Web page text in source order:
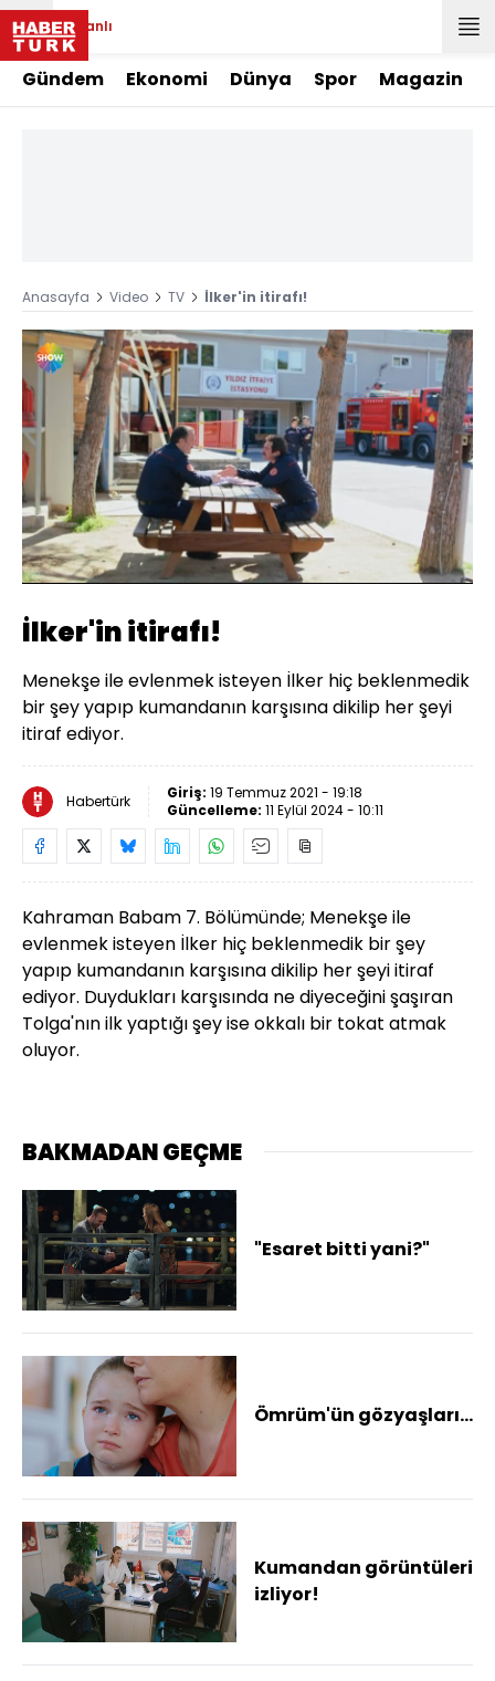
Canlı
Gündem Ekonomi Dünya Spor Magazin
Anasayfa Video TV İlker'in itirafı!
Sesi
Aç
Yüklendi :
13.53%
Oynatma
Hızı
İlker'in itirafı!
Menekşe ile evlenmek isteyen İlker hiç beklenmedik
bir şey yapıp kumandanın karşısına dikilip her şeyi
itiraf ediyor.
Habertürk Giriş: 19 Temmuz 2021 - 19:18
Güncelleme: 11 Eylül 2024 - 10:11
Kahraman Babam 7. Bölümünde; Menekşe ile
evlenmek isteyen İlker hiç beklenmedik bir şey
yapıp kumandanın karşısına dikilip her şeyi itiraf
ediyor. Duydukları karşısında ne diyeceğini şaşıran
Tolga'nın ilk yaptığı şey ise okkalı bir tokat atmak
oluyor.
BAKMADAN GEÇME
"Esaret bitti yani?"
Ömrüm'ün gözyaşları...
Kumandan görüntüleri
izliyor!